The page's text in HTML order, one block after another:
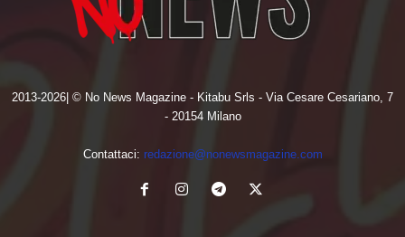
2013-2026| © No News Magazine - Kitabu Srls - Via Cesare Cesariano, 7
- 20154 Milano
Contattaci: redazione@nonewsmagazine.com